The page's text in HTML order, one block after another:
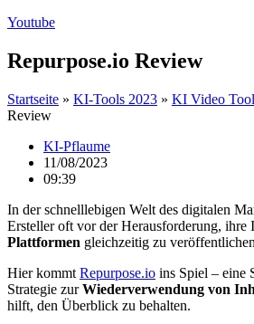
Youtube
Repurpose.io Review
Startseite » KI-Tools 2023 » KI Video
Review
KI-Pflaume
11/08/2023
09:39
In der schnelllebigen Welt des digitalen
Ersteller oft vor der Herausforderung, ihre
Plattformen gleichzeitig zu
Hier kommt Repurpose.io ins Spiel – eine
Strategie zurWiederverwendung von
hilft, den Überblick zu behalten.